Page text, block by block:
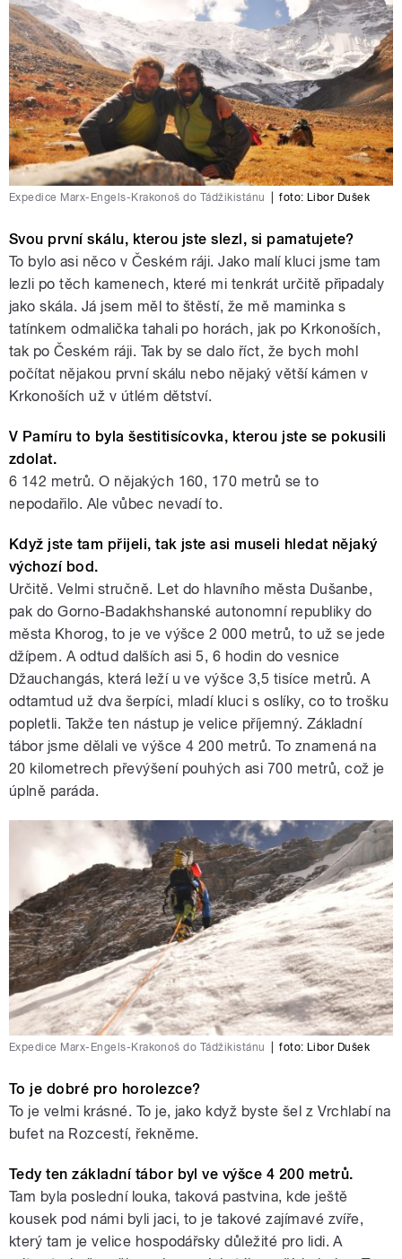
Expedice Marx-Engels-Krakonoš do Tádžikistánu foto: Libor Dušek
Svou první skálu, kterou jste slezl, si pamatujete?
To bylo asi něco v Českém ráji. Jako malí kluci jsme tam
lezli po těch kamenech, které mi tenkrát určitě připadaly
jako skála. Já jsem měl to štěstí, že mě maminka s
tatínkem odmalička tahali po horách, jak po Krkonoších,
tak po Českém ráji. Tak by se dalo říct, že bych mohl
počítat nějakou první skálu nebo nějaký větší kámen v
Krkonoších už v útlém dětství.
V Pamíru to byla šestitisícovka, kterou jste se pokusili
zdolat.
6 142 metrů. O nějakých 160, 170 metrů se to
nepodařilo. Ale vůbec nevadí to.
Když jste tam přijeli, tak jste asi museli hledat nějaký
výchozí bod.
Určitě. Velmi stručně. Let do hlavního města Dušanbe,
pak do Gorno-Badakhshanské autonomní republiky do
města Khorog, to je ve výšce 2 000 metrů, to už se jede
džípem. A odtud dalších asi 5, 6 hodin do vesnice
Džauchangás, která leží u ve výšce 3,5 tisíce metrů. A
odtamtud už dva šerpíci, mladí kluci s oslíky, co to trošku
popletli. Takže ten nástup je velice příjemný. Základní
tábor jsme dělali ve výšce 4 200 metrů. To znamená na
20 kilometrech převýšení pouhých asi 700 metrů, což je
úplně paráda.
Expedice Marx-Engels-Krakonoš do Tádžikistánu foto: Libor Dušek
To je dobré pro horolezce?
To je velmi krásné. To je, jako když byste šel z Vrchlabí na
bufet na Rozcestí, řekněme.
Tedy ten základní tábor byl ve výšce 4 200 metrů.
Tam byla poslední louka, taková pastvina, kde ještě
kousek pod námi byli jaci, to je takové zajímavé zvíře,
který tam je velice hospodářsky důležité pro lidi. A